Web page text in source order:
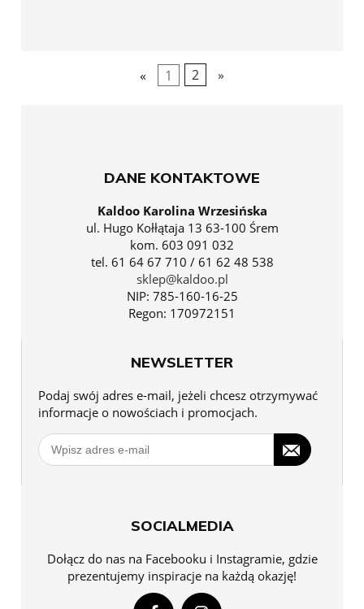
« 1 2 »
DANE KONTAKTOWE
Kaldoo Karolina Wrzesińska
ul. Hugo Kołłątaja 13 63-100 Śrem
kom. 603 091 032
tel. 61 64 67 710 / 61 62 48 538
sklep@kaldoo.pl
NIP: 785-160-16-25
Regon: 170972151
NEWSLETTER
Podaj swój adres e-mail, jeżeli chcesz otrzymywać
informacje o nowościach i promocjach.
SOCIALMEDIA
Dołącz do nas na Facebooku i Instagramie, gdzie
prezentujemy inspiracje na każdą okazję!